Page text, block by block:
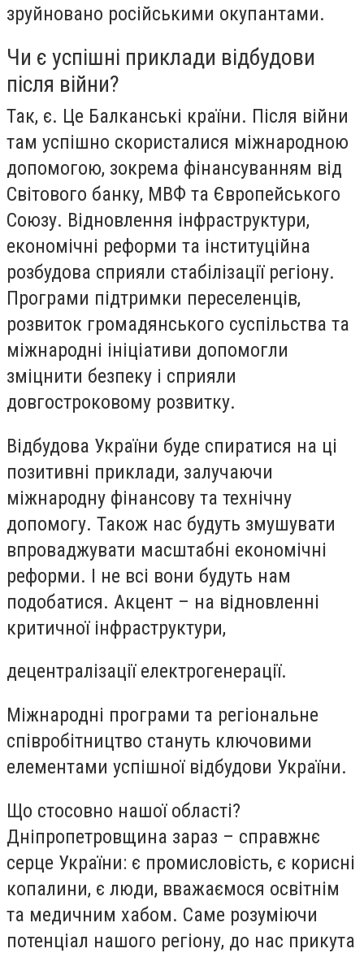
зруйновано російськими окупантами.
Чи є успішні приклади відбудови
після війни?
Так, є. Це Балканські країни. Після війни
там успішно скористалися міжнародною
допомогою, зокрема фінансуванням від
Світового банку, МВФ та Європейського
Союзу. Відновлення інфраструктури,
економічні реформи та інституційна
розбудова сприяли стабілізації регіону.
Програми підтримки переселенців,
розвиток громадянського суспільства та
міжнародні ініціативи допомогли
зміцнити безпеку і сприяли
довгостроковому розвитку.
Відбудова України буде спиратися на ці
позитивні приклади, залучаючи
міжнародну фінансову та технічну
допомогу. Також нас будуть змушувати
впроваджувати масштабні економічні
реформи. І не всі вони будуть нам
подобатися. Акцент – на відновленні
критичної інфраструктури,
децентралізації електрогенерації.
Міжнародні програми та регіональне
співробітництво стануть ключовими
елементами успішної відбудови України.
Що стосовно нашої області?
Дніпропетровщина зараз – справжнє
серце України: є промисловість, є корисні
копалини, є люди, вважаємося освітнім
та медичним хабом. Саме розуміючи
потенціал нашого регіону, до нас прикута